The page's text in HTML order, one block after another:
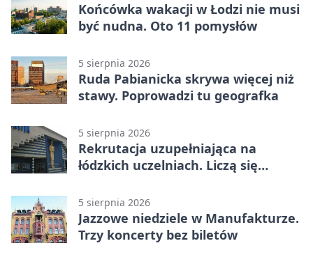
Końcówka wakacji w Łodzi nie musi
być nudna. Oto 11 pomysłów
5 sierpnia 2026
Ruda Pabianicka skrywa więcej niż
stawy. Poprowadzi tu geografka
5 sierpnia 2026
Rekrutacja uzupełniająca na
łódzkich uczelniach. Liczą się
5 sierpnia 2026
Jazzowe niedziele w Manufakturze.
Trzy koncerty bez biletów